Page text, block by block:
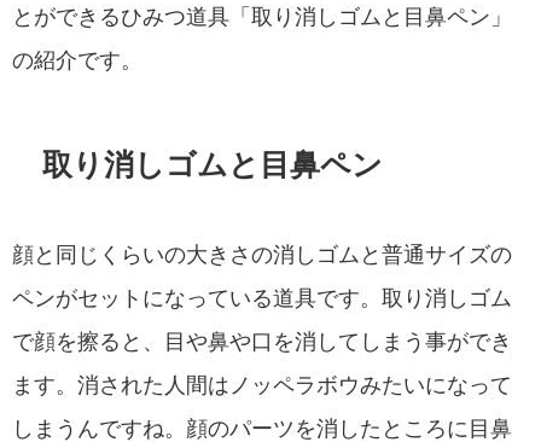
とができるひみつ道具「取り消しゴムと目鼻ペン」
の紹介です。
取り消しゴムと目鼻ペン
顔と同じくらいの大きさの消しゴムと普通サイズの
ペンがセットになっている道具です。取り消しゴム
で顔を擦ると、目や鼻や口を消してしまう事ができ
ます。消された人間はノッペラボウみたいになって
しまうんですね。顔のパーツを消したところに目鼻